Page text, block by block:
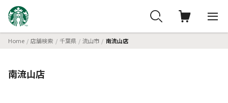
Home 店舗検索 千葉県 流山市 南流山店
南流山店